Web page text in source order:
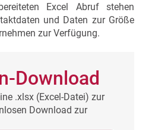
Excel Abruf stehen
und Daten zur Größe
zur Verfügung.
Download
.xlsx (Excel-Datei) zur
Download zur